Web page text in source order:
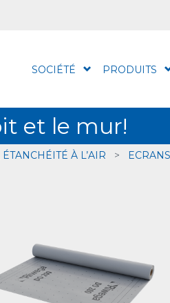
SOCIÉTÉ PRODUITS
et le mur!
À L’AIR >